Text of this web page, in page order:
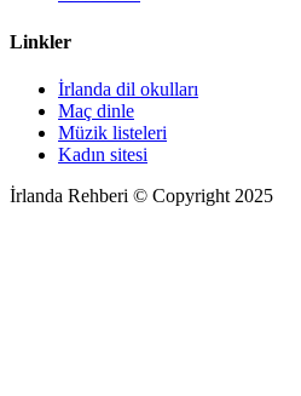
Linkler
İrlanda dil okulları
Maç dinle
Müzik listeleri
Kadın sitesi
İrlanda Rehberi © Copyright 2025